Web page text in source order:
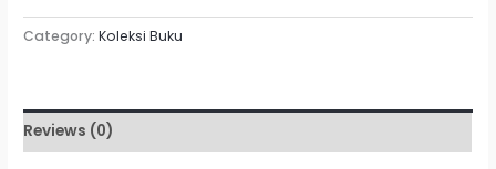
Category:Koleksi Buku
Reviews (0)